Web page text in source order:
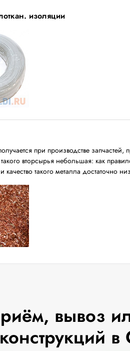
изоляции
при производстве запчастей,
вторсырья небольшая: как
качество такого металла достаточно
вывоз